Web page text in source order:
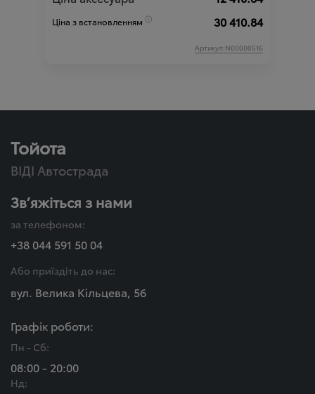
Ціна з встановленням 30 410.84
Артикул:N00000516
Тойота
ВІДІ Автострада
Зв’яжіться з нами
за телефоном:
+38 044 591 50 04
Або приїздіть до нас:
вул. Велика Кільцева, 56
Графік роботи:
Пн - Сб:
08:00 - 20:00
Нд: